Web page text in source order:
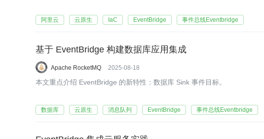
阿里云 云原生 IaC EventBridge 事件总线Eventbridge
基于 EventBridge 构建数据库应用集成
Apache RocketMQ 2025-08-18
本文重点介绍 EventBridge 的新特性：数据库 Sink 事件目标。
数据库 云原生 消息队列 EventBridge 事件总线Eventbridge